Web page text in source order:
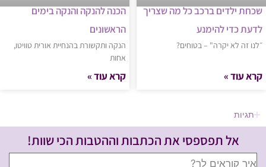
שכחת ילדים ברכב כל מה שצריך
לדעת כדי להימנע
״לנו זה לא יקרה" – בטוחים?
קרא עוד »
הכנה להנקה והנקה בימים
הראשונים
הנקה ותקשורת בהנחיית אורית טוויטו,
אחות
קרא עוד »
תגיות
אל תפספסי את הכתבות וההטבות הכי שוות!